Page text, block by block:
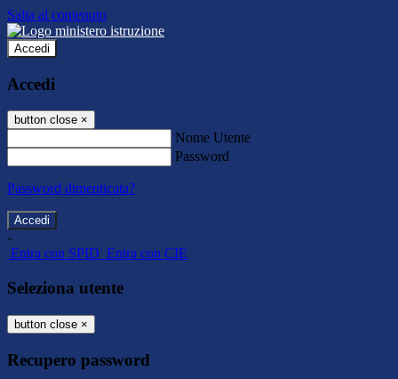
Salta al contenuto
Accedi
Accedi
button close ×
Nome Utente
Password
Password dimenticata?
-
Entra con SPID Entra con CIE
Seleziona utente
button close ×
Recupero password